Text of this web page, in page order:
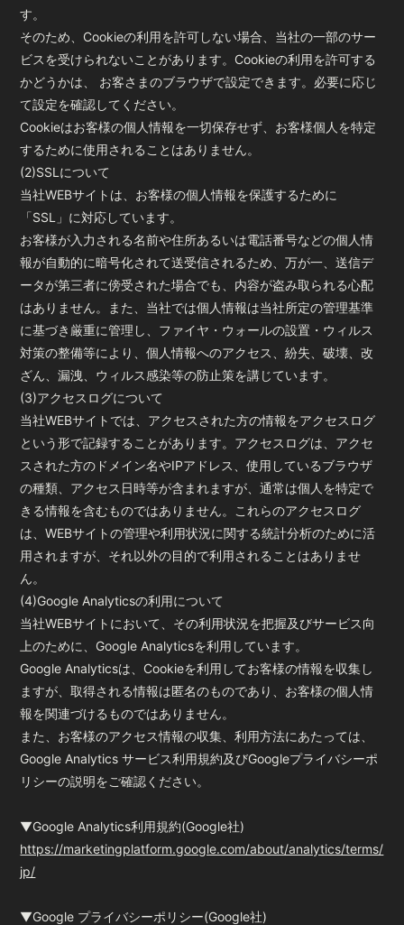
す。
そのため、Cookieの利用を許可しない場合、当社の一部のサー
ビスを受けられないことがあります。Cookieの利用を許可する
かどうかは、 お客さまのブラウザで設定できます。必要に応じ
て設定を確認してください。
Cookieはお客様の個人情報を一切保存せず、お客様個人を特定
するために使用されることはありません。
(2)SSLについて
当社WEBサイトは、お客様の個人情報を保護するために
「SSL」に対応しています。
お客様が入力される名前や住所あるいは電話番号などの個人情
報が自動的に暗号化されて送受信されるため、万が一、送信デ
ータが第三者に傍受された場合でも、内容が盗み取られる心配
はありません。また、当社では個人情報は当社所定の管理基準
に基づき厳重に管理し、ファイヤ・ウォールの設置・ウィルス
対策の整備等により、個人情報へのアクセス、紛失、破壊、改
ざん、漏洩、ウィルス感染等の防止策を講じています。
(3)アクセスログについて
当社WEBサイトでは、アクセスされた方の情報をアクセスログ
という形で記録することがあります。アクセスログは、アクセ
スされた方のドメイン名やIPアドレス、使用しているブラウザ
の種類、アクセス日時等が含まれますが、通常は個人を特定で
きる情報を含むものではありません。これらのアクセスログ
は、WEBサイトの管理や利用状況に関する統計分析のために活
用されますが、それ以外の目的で利用されることはありませ
ん。
(4)Google Analyticsの利用について
当社WEBサイトにおいて、その利用状況を把握及びサービス向
上のために、Google Analyticsを利用しています。
Google Analyticsは、Cookieを利用してお客様の情報を収集し
ますが、取得される情報は匿名のものであり、お客様の個人情
報を関連づけるものではありません。
また、お客様のアクセス情報の収集、利用方法にあたっては、
Google Analytics サービス利用規約及びGoogleプライバシーポ
リシーの説明をご確認ください。
▼Google Analytics利用規約(Google社)
https://marketingplatform.google.com/about/analytics/terms/
jp/
▼Google プライバシーポリシー(Google社)